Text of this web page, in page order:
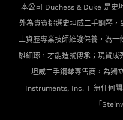
本公司 Duchess & Duke 是史
外為貴賓挑選史坦威二手鋼琴，
上資歷專業技師維護保養，為
雕細琢，才能造就傳承；現貨
坦威二手鋼琴專售商，為
Instruments, Inc. 」無任何
「